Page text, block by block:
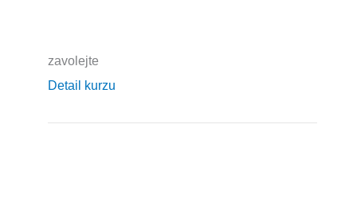
zavolejte
Detail kurzu